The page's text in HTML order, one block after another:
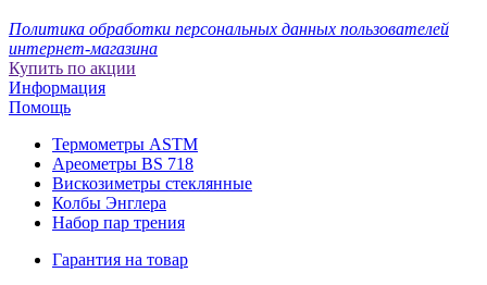
Политика обработки персональных данных пользователей
интернет-магазина
Купить по акции
Информация
Помощь
Термометры ASTM
Ареометры BS 718
Вискозиметры стеклянные
Колбы Энглера
Набор пар трения
Гарантия на товар